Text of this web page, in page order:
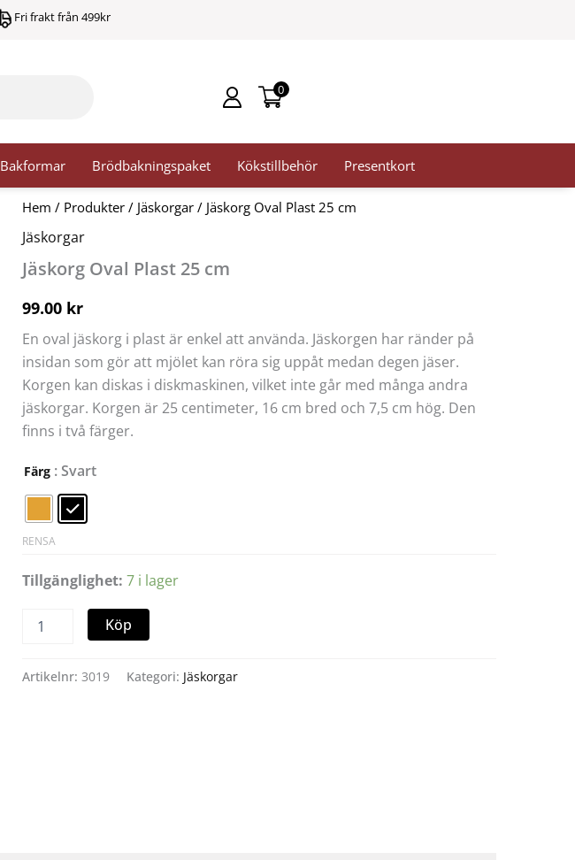
Fri frakt från 499kr
0
Bakformar Brödbakningspaket Kökstillbehör Presentkort
Hem / Produkter/ Jäskorgar/ Jäskorg Oval Plast 25 cm
Jäskorgar
Jäskorg Oval Plast 25 cm
99.00 kr
En oval jäskorg i plast är enkel att använda. Jäskorgen har ränder på
insidan som gör att mjölet kan röra sig uppåt medan degen jäser.
Korgen kan diskas i diskmaskinen, vilket inte går med många andra
jäskorgar. Korgen är 25 centimeter, 16 cm bred och 7,5 cm hög. Den
finns i två färger.
Färg : Svart
RENSA
Tillgänglighet: 7 i lager
Jäskorg
Plast
cm
Köp
Artikelnr: 3019 Kategori: Jäskorgar